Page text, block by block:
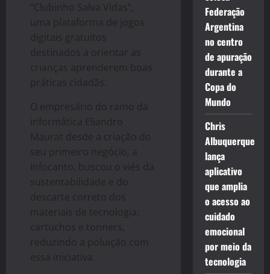
“Clubinho Salva Vidas”,
uma plataforma de jogos
digitais gratuitos
destinados a orientar as
crianças aprenderem boas
práticas cidadãs.
O empresário do ramo da
informática Eliandro
Maurat desde a criação do
seu primeiro negócio, a
Infocanto, buscou o viés da
sustentabilidade e do
descarte correto dos
materiais de tecnologia:
cartuchos e tonners,
reduzindo a poluição com
essa iniciativa.
Federação
Argentina
no centro
de apuração
durante a
Copa do
Mundo
Chris
Albuquerque
lança
aplicativo
que amplia
o acesso ao
cuidado
emocional
por meio da
tecnologia